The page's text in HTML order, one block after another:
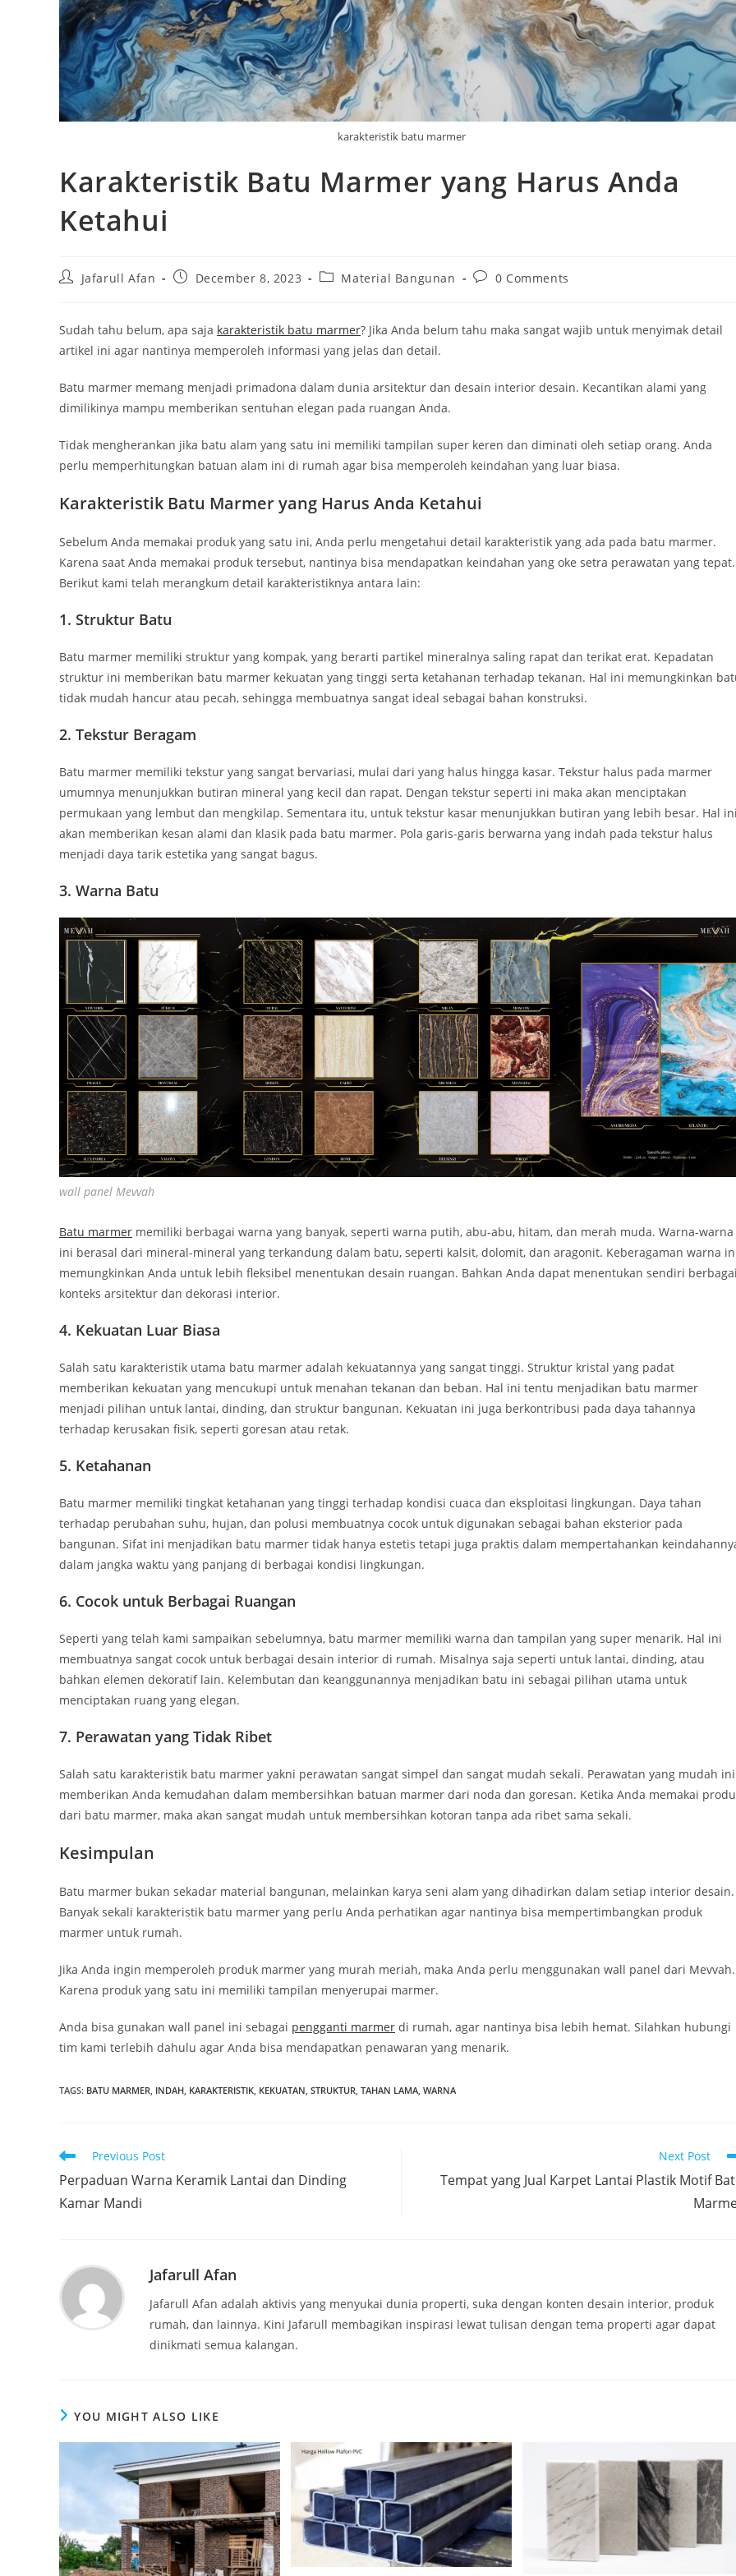
karakteristik batu marmer
Karakteristik Batu Marmer yang Harus Anda
Ketahui
PostJafarull Afan
PostDecember 8, 2023
PostMaterial Bangunan
Post0 Comments
Sudah tahu belum, apa saja karakteristik batu marmer? Jika Anda belum tahu maka sangat wajib untuk menyimak detail
artikel ini agar nantinya memperoleh informasi yang jelas dan detail.
Batu marmer memang menjadi primadona dalam dunia arsitektur dan desain interior desain. Kecantikan alami yang
dimilikinya mampu memberikan sentuhan elegan pada ruangan Anda.
Tidak mengherankan jika batu alam yang satu ini memiliki tampilan super keren dan diminati oleh setiap orang. Anda
perlu memperhitungkan batuan alam ini di rumah agar bisa memperoleh keindahan yang luar biasa.
Karakteristik Batu Marmer yang Harus Anda Ketahui
Sebelum Anda memakai produk yang satu ini, Anda perlu mengetahui detail karakteristik yang ada pada batu marmer.
Karena saat Anda memakai produk tersebut, nantinya bisa mendapatkan keindahan yang oke setra perawatan yang tepat.
Berikut kami telah merangkum detail karakteristiknya antara lain:
1. Struktur Batu
Batu marmer memiliki struktur yang kompak, yang berarti partikel mineralnya saling rapat dan terikat erat. Kepadatan
struktur ini memberikan batu marmer kekuatan yang tinggi serta ketahanan terhadap tekanan. Hal ini memungkinkan
tidak mudah hancur atau pecah, sehingga membuatnya sangat ideal sebagai bahan konstruksi.
2. Tekstur Beragam
Batu marmer memiliki tekstur yang sangat bervariasi, mulai dari yang halus hingga kasar. Tekstur halus pada marmer
umumnya menunjukkan butiran mineral yang kecil dan rapat. Dengan tekstur seperti ini maka akan menciptakan
permukaan yang lembut dan mengkilap. Sementara itu, untuk tekstur kasar menunjukkan butiran yang lebih besar. Hal
akan memberikan kesan alami dan klasik pada batu marmer. Pola garis-garis berwarna yang indah pada tekstur halus
menjadi daya tarik estetika yang sangat bagus.
3. Warna Batu
wall panel Mevvah
Batu marmer memiliki berbagai warna yang banyak, seperti warna putih, abu-abu, hitam, dan merah muda. Warna-warna
ini berasal dari mineral-mineral yang terkandung dalam batu, seperti kalsit, dolomit, dan aragonit. Keberagaman warna
memungkinkan Anda untuk lebih fleksibel menentukan desain ruangan. Bahkan Anda dapat menentukan sendiri
konteks arsitektur dan dekorasi interior.
4. Kekuatan Luar Biasa
Salah satu karakteristik utama batu marmer adalah kekuatannya yang sangat tinggi. Struktur kristal yang padat
memberikan kekuatan yang mencukupi untuk menahan tekanan dan beban. Hal ini tentu menjadikan batu marmer
menjadi pilihan untuk lantai, dinding, dan struktur bangunan. Kekuatan ini juga berkontribusi pada daya tahannya
terhadap kerusakan fisik, seperti goresan atau retak.
5. Ketahanan
Batu marmer memiliki tingkat ketahanan yang tinggi terhadap kondisi cuaca dan eksploitasi lingkungan. Daya tahan
terhadap perubahan suhu, hujan, dan polusi membuatnya cocok untuk digunakan sebagai bahan eksterior pada
bangunan. Sifat ini menjadikan batu marmer tidak hanya estetis tetapi juga praktis dalam mempertahankan
dalam jangka waktu yang panjang di berbagai kondisi lingkungan.
6. Cocok untuk Berbagai Ruangan
Seperti yang telah kami sampaikan sebelumnya, batu marmer memiliki warna dan tampilan yang super menarik. Hal ini
membuatnya sangat cocok untuk berbagai desain interior di rumah. Misalnya saja seperti untuk lantai, dinding, atau
bahkan elemen dekoratif lain. Kelembutan dan keanggunannya menjadikan batu ini sebagai pilihan utama untuk
menciptakan ruang yang elegan.
7. Perawatan yang Tidak Ribet
Salah satu karakteristik batu marmer yakni perawatan sangat simpel dan sangat mudah sekali. Perawatan yang mudah ini
memberikan Anda kemudahan dalam membersihkan batuan marmer dari noda dan goresan. Ketika Anda memakai
dari batu marmer, maka akan sangat mudah untuk membersihkan kotoran tanpa ada ribet sama sekali.
Kesimpulan
Batu marmer bukan sekadar material bangunan, melainkan karya seni alam yang dihadirkan dalam setiap interior desain.
Banyak sekali karakteristik batu marmer yang perlu Anda perhatikan agar nantinya bisa mempertimbangkan produk
marmer untuk rumah.
Jika Anda ingin memperoleh produk marmer yang murah meriah, maka Anda perlu menggunakan wall panel dari Mevvah.
Karena produk yang satu ini memiliki tampilan menyerupai marmer.
Anda bisa gunakan wall panel ini sebagai pengganti marmer di rumah, agar nantinya bisa lebih hemat. Silahkan hubungi
tim kami terlebih dahulu agar Anda bisa mendapatkan penawaran yang menarik.
TAGS: BATU MARMER INDAH KARAKTERISTIK KEKUATAN STRUKTUR TAHAN LAMA WARNA
Read
articles
Previous Post
Perpaduan Warna Keramik Lantai dan Dinding
Kamar Mandi
Next Post
Tempat yang Jual Karpet Lantai Plastik Motif
Jafarull Afan
Jafarull Afan adalah aktivis yang menyukai dunia properti, suka dengan konten desain interior, produk
rumah, dan lainnya. Kini Jafarull membagikan inspirasi lewat tulisan dengan tema properti agar dapat
dinikmati semua kalangan.
YOU MIGHT ALSO LIKE